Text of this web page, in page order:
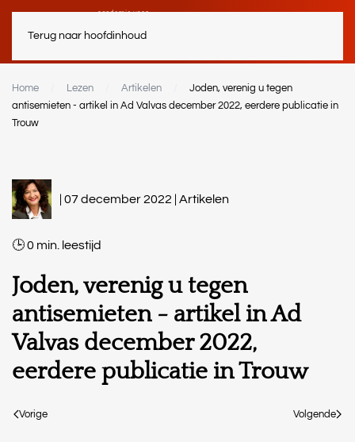
Terug naar hoofdinhoud
Home Lezen Artikelen
Joden, verenig u tegen
antisemieten - artikel in Ad Valvas december 2022, eerdere publicatie in
Trouw
| 07 december 2022 | Artikelen
0 min.
Joden, verenig u tegen
antisemieten - artikel in Ad
Valvas december 2022,
eerdere publicatie in Trouw
Vorige Volgende